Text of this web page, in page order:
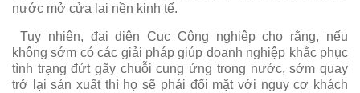
nước mở cửa lại nền kinh tế.
Tuy nhiên, đại diện Cục Công nghiệp cho rằng, nếu
không sớm có các giải pháp giúp doanh nghiệp khắc phục
tình trạng đứt gãy chuỗi cung ứng trong nước, sớm quay
trở lại sản xuất thì họ sẽ phải đối mặt với nguy cơ khách